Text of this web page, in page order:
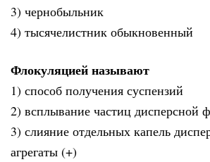
3) чернобыльник
4) тысячелистник обыкновенный
Флокуляцией называют
1) способ получения суспензий
2) всплывание частиц дисперсной
3) слияние отдельных капель
агрегаты (+)